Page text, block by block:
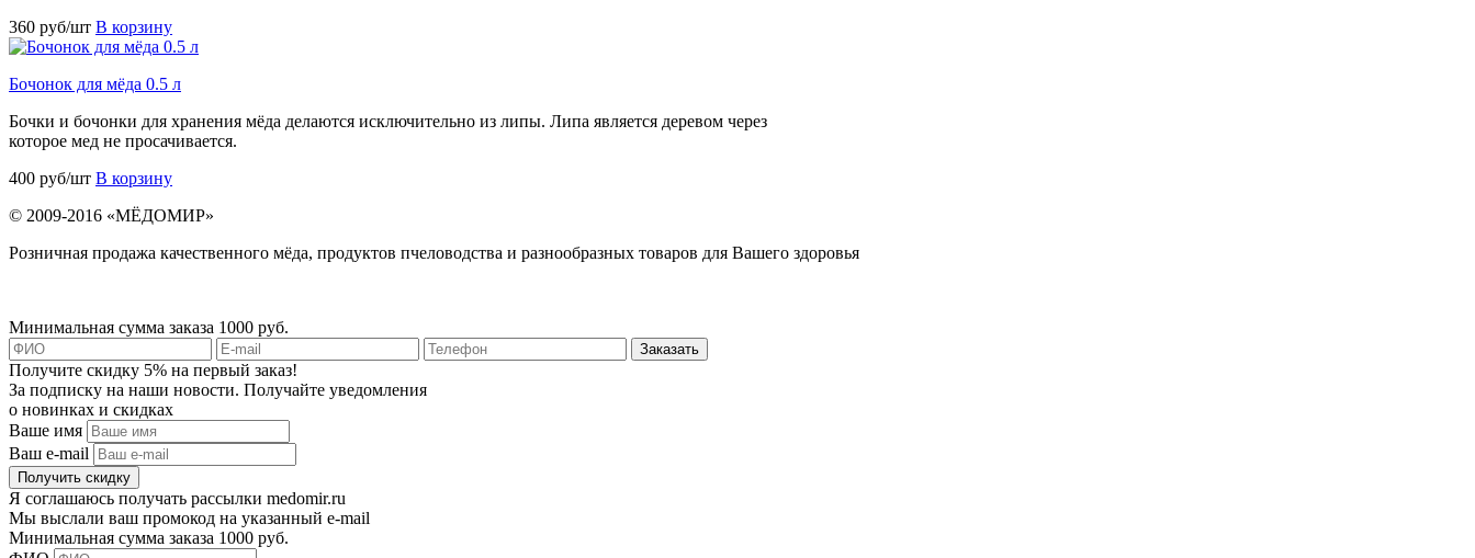
360 руб/шт В корзину
Бочонок для мёда 0.5 л
Бочки и бочонки для хранения мёда делаются исключительно из липы. Липа является деревом через
которое мед не просачивается.
400 руб/шт В корзину
© 2009-2016 «МЁДОМИР»
Розничная продажа качественного мёда, продуктов пчеловодства и разнообразных товаров для Вашего здоровья
Минимальная сумма заказа 1000 руб.
Получите скидку 5% на первый заказ!
За подписку на наши новости. Получайте уведомления
о новинках и скидках
Ваше имя
Ваш e-mail
Я соглашаюсь получать рассылки medomir.ru
Мы выслали ваш промокод на указанный e-mail
Минимальная сумма заказа 1000 руб.